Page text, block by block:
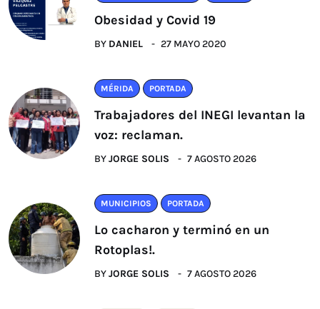
Obesidad y Covid 19
BY DANIEL 27 MAYO 2020
MÉRIDA PORTADA
Trabajadores del INEGI levantan la
voz: reclaman.
BYJORGE SOLIS 7 AGOSTO 2026
MUNICIPIOS PORTADA
Lo cacharon y terminó en un
Rotoplas!.
BYJORGE SOLIS 7 AGOSTO 2026